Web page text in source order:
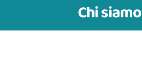
Chi siamo